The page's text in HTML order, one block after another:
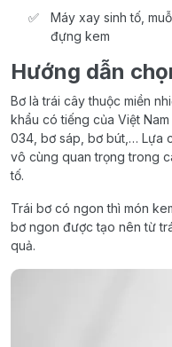
Máy xay sinh tố,
đựng kem
Hướng dẫn
Bơ là trái cây thuộc miền
khẩu có tiếng của Việt
034, bơ sáp, bơ bút,… Lựa
vô cùng quan trọng trong
tố.
Trái bơ có ngon thì món
bơ ngon được tạo nên từ
quả.